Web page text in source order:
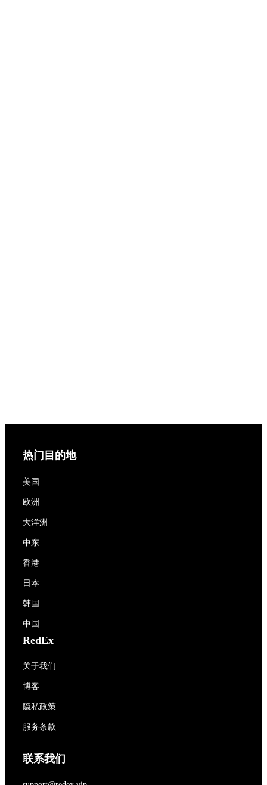
热门目的地
美国
欧洲
大洋洲
中东
香港
日本
韩国
中国
RedEx
关于我们
博客
隐私政策
服务条款
联系我们